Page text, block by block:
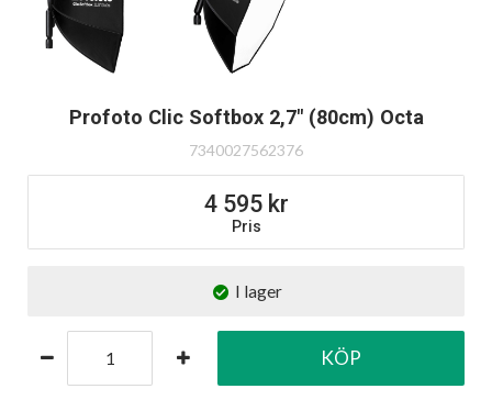
Profoto Clic Softbox 2,7" (80cm) Octa
7340027562376
Pris
4 595
I lager
KÖP